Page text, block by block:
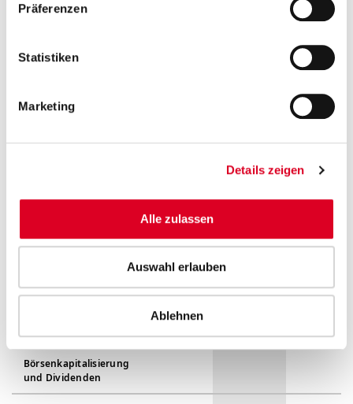
Präferenzen
Statistiken
Marketing
Details zeigen
Alle zulassen
Auswahl erlauben
Ablehnen
31. Dezember 2024
Aktienkapital
nicht ausgegeben
Stück
CHF
Börsenkapitalisierung
und Dividenden